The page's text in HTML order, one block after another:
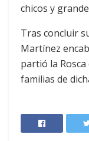
chicos y
Tras concluir
Martínez
partió la Rosca
familias de